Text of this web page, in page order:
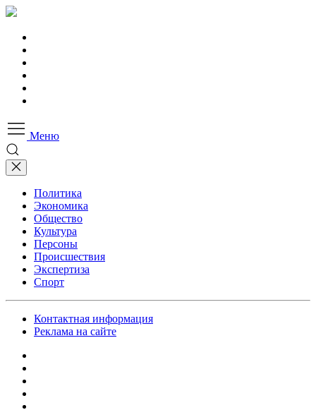
Меню
Политика
Экономика
Общество
Культура
Персоны
Происшествия
Экспертиза
Спорт
Контактная информация
Реклама на сайте